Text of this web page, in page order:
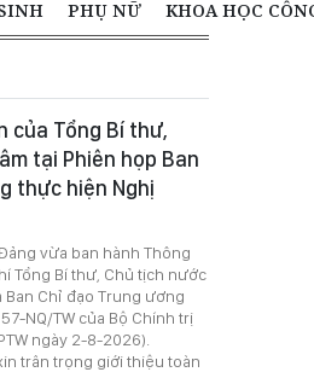
PHỤ NỮ KHOA HỌC
của Tổng Bí thư,
tại Phiên họp Ban
thực hiện Nghị
vừa ban hành Thông
Tổng Bí thư, Chủ tịch nước
Ban Chỉ đạo Trung ương
NQ/TW của Bộ Chính trị
ngày 2-8-2026).
trân trọng giới thiệu toàn